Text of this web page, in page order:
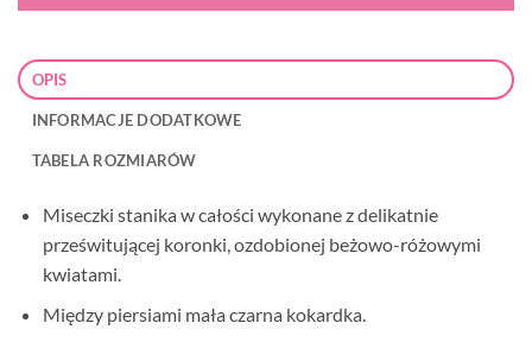
OPIS
INFORMACJE DODATKOWE
TABELA ROZMIARÓW
Miseczki stanika w całości wykonane z delikatnie
prześwitującej koronki, ozdobionej beżowo-różowymi
kwiatami.
Między piersiami mała czarna kokardka.